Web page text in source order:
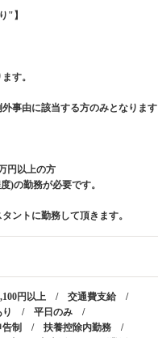
"】
す。
事由に該当する方のみとなります
円以上の方
)の勤務が必要です。
ントに勤務して頂きます。
円以上 / 交通費支給 /
あり / 平日のみ /
告制 / 扶養控除内勤務 /